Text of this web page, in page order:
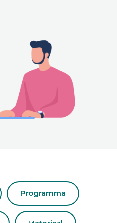
Programma